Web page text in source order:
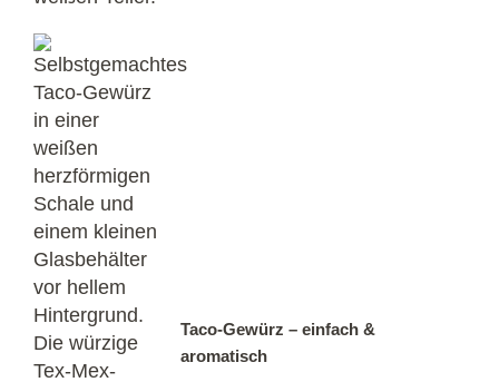
Taco-Gewürz – einfach &
aromatisch